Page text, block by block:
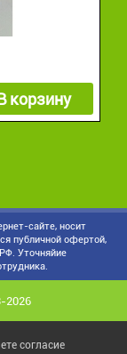
корзину
сайте, носит
публичной офертой,
Уточняйие
согласие